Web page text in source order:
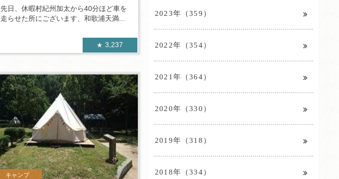
先日、休暇村紀州加太から40分ほど車を
走らせた所にございます、和歌浦天満...
3,237
キャンプ
2023年（359）
2022年（354）
2021年（364）
2020年（330）
2019年（318）
2018年（334）